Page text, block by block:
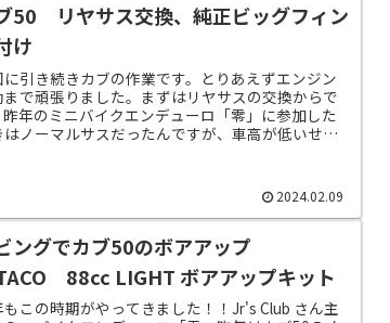
50 リヤサス交換、純正ビッグフィン
け
に引き続きカブの作業です。とりあえずエンジン
まで頑張りました。まずはリヤサスの交換からで
昨年のミニバイクエンデューロ「零」に参加した
はノーマルサスだったんですが、車高が低いせい
2024.02.09
ングでカブ50のボアアップ
88cc LIGHT ボアアップキット
もこの時期がやってきました！！Jr's Club さん主